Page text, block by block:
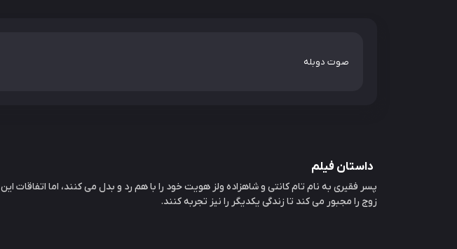
صوت دوبله
داستان فیلم
پسر فقیری به نام تام کانتی و شاهزاده ولز هویت خود را با هم رد و بدل می کنند، اما اتفاقات این
زوج را مجبور می کند تا زندگی یکدیگر را نیز تجربه کنند.